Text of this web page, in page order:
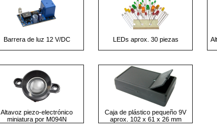
Barrera de luz 12 V/DC LEDs aprox. 30 piezas
Altavoz piezo-electrónico
miniatura por M094N
Caja de plástico pequeño 9V
aprox. 102 x 61 x 26 mm